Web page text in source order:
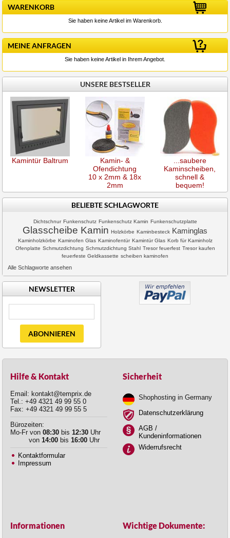
WARENKORB
Sie haben keine Artikel im Warenkorb.
MEINE ANFRAGEN
Sie haben keine Artikel in Ihrem Angebot.
UNSERE BESTSELLER
Kamintür Baltrum
Kamin- &
Ofendichtung
10 x 2mm & 18x
2mm
...saubere
Kaminscheiben,
schnell &
bequem!
BELIEBTE SCHLAGWORTE
Dichtschnur Funkenschutz Funkenschutz Kamin Funkenschutzplatte
Glasscheibe Kamin Holzkörbe Kaminbesteck Kaminglas
Kaminholzkörbe Kaminofen Glas Kaminofentür Kamintür Glas Korb für Kaminholz
Ofenplatte Schmutzdichtung Schmutzdichtung Stahl Tresor feuerfest Tresor kaufen
feuerfeste Geldkassette scheiben kaminofen
Alle Schlagworte ansehen
NEWSLETTER
ABONNIEREN
Hilfe & Kontakt
Email: kontakt@temprix.de
Tel.: +49 4321 49 99 55 0
Fax: +49 4321 49 99 55 5
Bürozeiten:
Mo-Fr von 08:30 bis 12:30 Uhr
von 14:00 bis 16:00 Uhr
Kontaktformular
Impressum
Sicherheit
Shophosting in Germany
Datenschutzerklärung
AGB /
Kundeninformationen
Widerrufsrecht
Informationen Wichtige Dokumente: